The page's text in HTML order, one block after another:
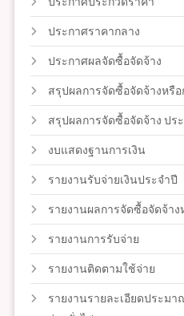
ประกาศราคากลาง
ประกาศผลจัดซื้อจัดจ้าง
สรุปผลการจัดซื้อจัดจ้างหรื
สรุปผลการจัดซื้อจัดจ้าง ป
งบแสดงฐานการเงิน
รายงานรับจ่ายเงินประจำปี
รายงานผลการจัดซื้อจัดจ้า
รายงานการรับจ่าย
รายงานติดตามใช้จ่าย
รายงานรายละเอียดประม